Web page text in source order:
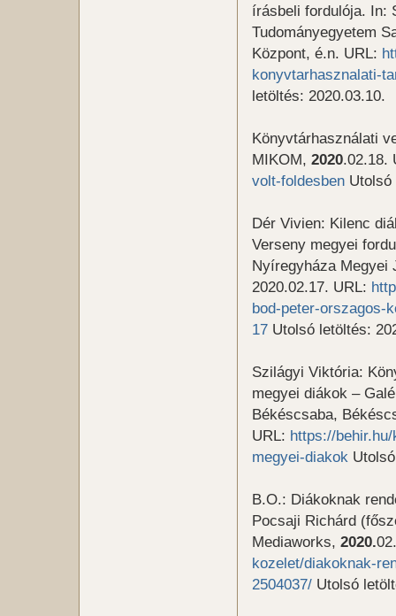
írásbeli fordulója. In:
Tudományegyetem
Központ, é.n. URL:
konyvtarhasznalati-
letöltés: 2020.03.10.
Könyvtárhasználati
MIKOM,2020.02.18.
volt-foldesben Utolsó
Dér Vivien: Kilenc
Verseny megyei
Nyíregyháza Megyei
2020.02.17. URL:
bod-peter-orszagos-
17 Utolsó letöltés:
Szilágyi Viktória:
megyei diákok –
Békéscsaba,
URL: https://
megyei-diakok
B.O.: Diákoknak
Pocsaji Richárd
Mediaworks,2020.
kozelet/diakoknak-
2504037/ Utolsó